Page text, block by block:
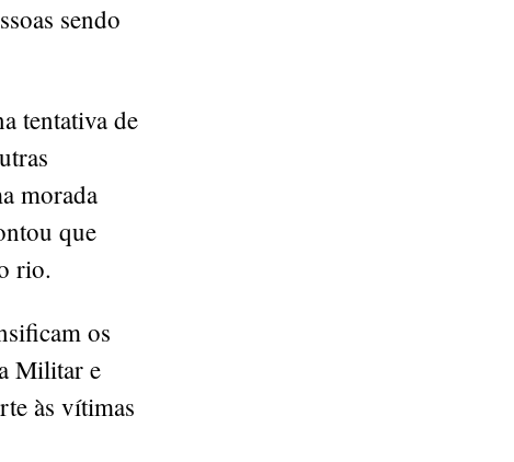
sendo
tentativa de
morada
que
rio.
os
Militar e
às vítimas